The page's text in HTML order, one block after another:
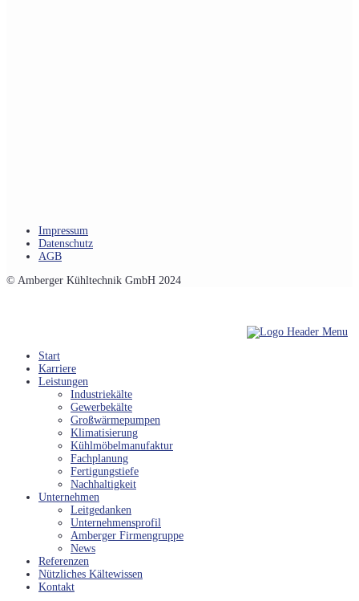
Impressum
Datenschutz
AGB
© Amberger Kühltechnik GmbH 2024
Start
Karriere
Leistungen
Industriekälte
Gewerbekälte
Großwärmepumpen
Klimatisierung
Kühlmöbelmanufaktur
Fachplanung
Fertigungstiefe
Nachhaltigkeit
Unternehmen
Leitgedanken
Unternehmensprofil
Amberger Firmengruppe
News
Referenzen
Nützliches Kältewissen
Kontakt